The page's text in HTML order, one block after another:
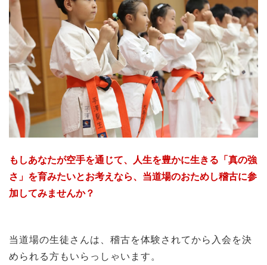
もしあなたが空手を通じて、人生を豊かに生きる「真の強
さ」を育みたいとお考えなら、当道場のおためし稽古に参
加してみませんか？
当道場の生徒さんは、稽古を体験されてから入会を決
められる方もいらっしゃいます。